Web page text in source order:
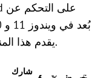
يقدم هذا المنشور 3 طرق لتسوية المشكلة بسهولة.
شارك